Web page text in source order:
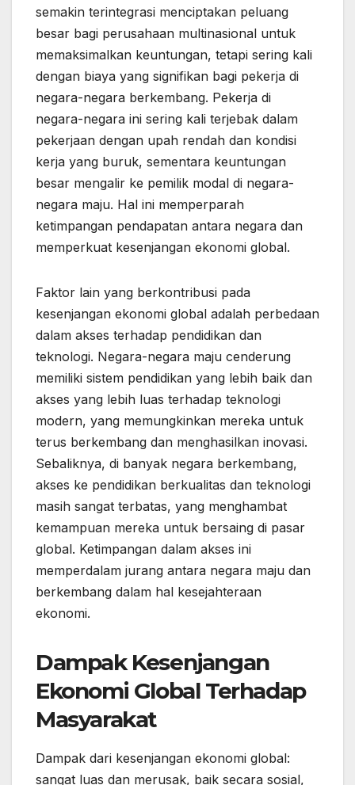
semakin terintegrasi menciptakan peluang
besar bagi perusahaan multinasional untuk
memaksimalkan keuntungan, tetapi sering kali
dengan biaya yang signifikan bagi pekerja di
negara-negara berkembang. Pekerja di
negara-negara ini sering kali terjebak dalam
pekerjaan dengan upah rendah dan kondisi
kerja yang buruk, sementara keuntungan
besar mengalir ke pemilik modal di negara-
negara maju. Hal ini memperparah
ketimpangan pendapatan antara negara dan
memperkuat kesenjangan ekonomi global.
Faktor lain yang berkontribusi pada
kesenjangan ekonomi global adalah perbedaan
dalam akses terhadap pendidikan dan
teknologi. Negara-negara maju cenderung
memiliki sistem pendidikan yang lebih baik dan
akses yang lebih luas terhadap teknologi
modern, yang memungkinkan mereka untuk
terus berkembang dan menghasilkan inovasi.
Sebaliknya, di banyak negara berkembang,
akses ke pendidikan berkualitas dan teknologi
masih sangat terbatas, yang menghambat
kemampuan mereka untuk bersaing di pasar
global. Ketimpangan dalam akses ini
memperdalam jurang antara negara maju dan
berkembang dalam hal kesejahteraan
ekonomi.
Dampak Kesenjangan
Ekonomi Global Terhadap
Masyarakat
Dampak dari kesenjangan ekonomi global:
sangat luas dan merusak, baik secara sosial,